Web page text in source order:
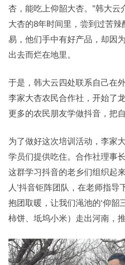
杏，能吃上仰韶大杏。”韩大云
大杏的8年时间里，尝到过苦
易，他们手中有好产品，却因
出去而烂在地里。
于是，韩大云四处联系自己在
李家大杏农民合作社，开始了
更多的农民朋友学做抖音，把
为了做好这次培训活动，李家
学员们提供吃住。合作社理事
这群学习抖音的老乡们组织起
人’抖音钜阵团队，在老师指导
抱团取暖，让我们渑池的‘仰韶
柿饼、坻坞小米）走出河南，